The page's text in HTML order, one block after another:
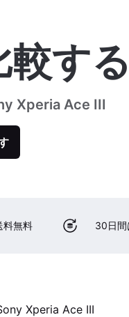
較す
Xperia Ace III
料無料 30日間
Xperia Ace III